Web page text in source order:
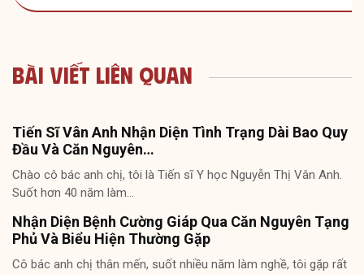
Bài Viết Liên Quan
Tiến Sĩ Vân Anh Nhận Diện Tình Trạng Dài Bao Quy
Đầu Và Căn Nguyên…
Chào cô bác anh chị, tôi là Tiến sĩ Y học Nguyễn Thị Vân Anh.
Suốt hơn 40 năm làm…
Nhận Diện Bệnh Cường Giáp Qua Căn Nguyên Tạng
Phủ Và Biểu Hiện Thường Gặp
Cô bác anh chị thân mến, suốt nhiều năm làm nghề, tôi gặp rất